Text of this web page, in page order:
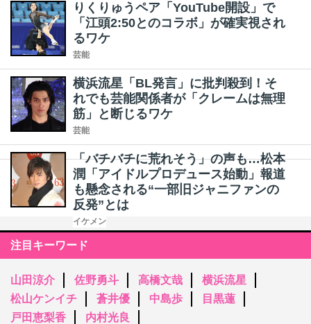
りくりゅうペア「YouTube開設」で
「江頭2:50とのコラボ」が確実視され
るワケ
芸能
横浜流星「BL発言」に批判殺到！そ
れでも芸能関係者が「クレームは無理
筋」と断じるワケ
芸能
「バチバチに荒れそう」の声も…松本
潤「アイドルプロデュース始動」報道
も懸念される“一部旧ジャニファンの
反発”とは
イケメン
注目キーワード
山田涼介 佐野勇斗 高橋文哉
横浜流星
松山ケンイチ
蒼井優 中島歩
目黒蓮
戸田恵梨香
内村光良